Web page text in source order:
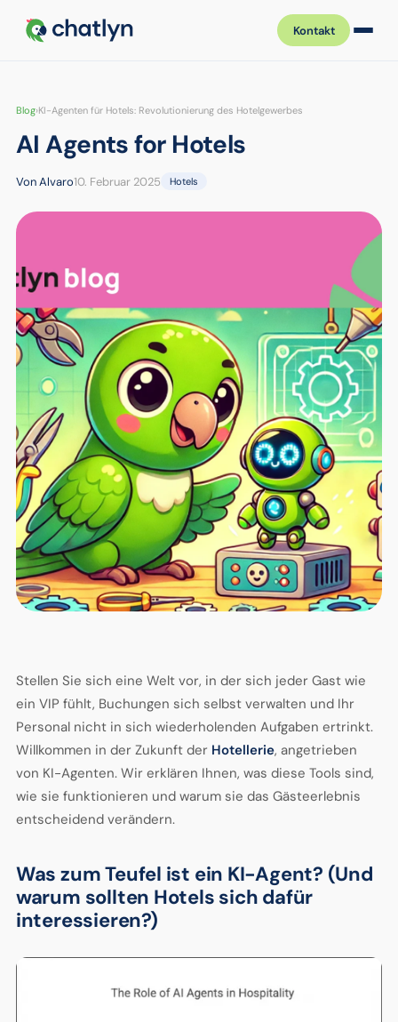
Kontakt
Blog›KI-Agenten für Hotels: Revolutionierung des Hotelgewerbes
AI Agents for Hotels
Von Alvaro10. Februar 2025 Hotels
Stellen Sie sich eine Welt vor, in der sich jeder Gast wie
ein VIP fühlt, Buchungen sich selbst verwalten und Ihr
Personal nicht in sich wiederholenden Aufgaben ertrinkt.
Willkommen in der Zukunft der Hotellerie, angetrieben
von KI-Agenten. Wir erklären Ihnen, was diese Tools sind,
wie sie funktionieren und warum sie das Gästeerlebnis
entscheidend verändern.
Was zum Teufel ist ein KI-Agent? (Und
warum sollten Hotels sich dafür
interessieren?)